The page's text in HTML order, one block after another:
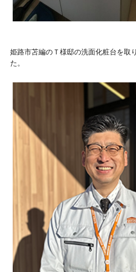
姫路市苫編のＴ様邸の洗面化粧台を取
た。